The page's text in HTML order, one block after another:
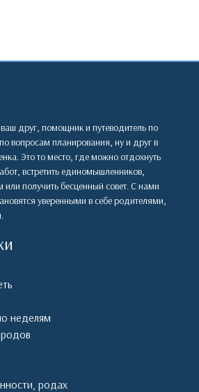
ваш друг, помощник и путеводитель по
вопросам планирования, ну и друг в
Это то место, где можно отдохнуть
встретить единомышленников,
получить бесценный совет. С нами
уверенными в себе родителями,
неделям
родах